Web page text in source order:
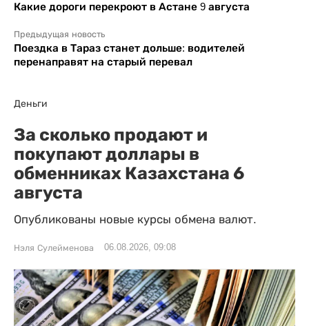
Какие дороги перекроют в Астане 9 августа
Предыдущая новость
Поездка в Тараз станет дольше: водителей
перенаправят на старый перевал
Деньги
За сколько продают и
покупают доллары в
обменниках Казахстана 6
августа
Опубликованы новые курсы обмена валют.
Нэля Сулейменова 06.08.2026, 09:08